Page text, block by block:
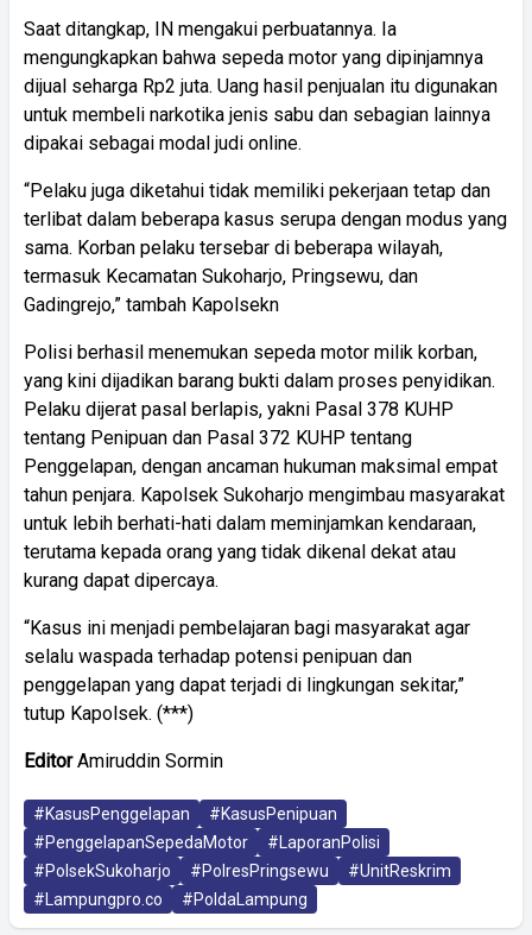
Saat ditangkap, IN mengakui perbuatannya. Ia
mengungkapkan bahwa sepeda motor yang dipinjamnya
dijual seharga Rp2 juta. Uang hasil penjualan itu digunakan
untuk membeli narkotika jenis sabu dan sebagian lainnya
dipakai sebagai modal judi online.
“Pelaku juga diketahui tidak memiliki pekerjaan tetap dan
terlibat dalam beberapa kasus serupa dengan modus yang
sama. Korban pelaku tersebar di beberapa wilayah,
termasuk Kecamatan Sukoharjo, Pringsewu, dan
Gadingrejo,” tambah Kapolsekn
Polisi berhasil menemukan sepeda motor milik korban,
yang kini dijadikan barang bukti dalam proses penyidikan.
Pelaku dijerat pasal berlapis, yakni Pasal 378 KUHP
tentang Penipuan dan Pasal 372 KUHP tentang
Penggelapan, dengan ancaman hukuman maksimal empat
tahun penjara. Kapolsek Sukoharjo mengimbau masyarakat
untuk lebih berhati-hati dalam meminjamkan kendaraan,
terutama kepada orang yang tidak dikenal dekat atau
kurang dapat dipercaya.
“Kasus ini menjadi pembelajaran bagi masyarakat agar
selalu waspada terhadap potensi penipuan dan
penggelapan yang dapat terjadi di lingkungan sekitar,”
tutup Kapolsek. (***)
EditorAmiruddin Sormin
#KasusPenggelapan
#KasusPenipuan
#PenggelapanSepedaMotor
#LaporanPolisi
#PolsekSukoharjo
#PolresPringsewu
#UnitReskrim
#Lampungpro.co
#PoldaLampung